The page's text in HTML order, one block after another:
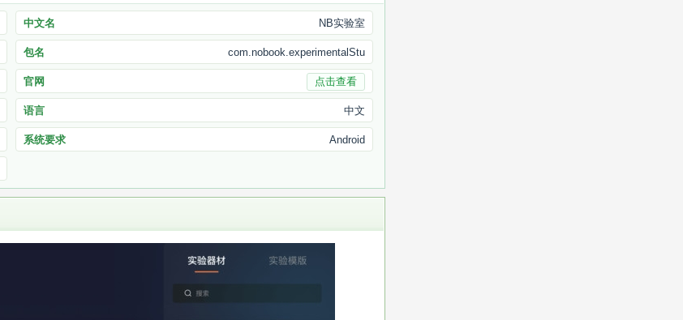
中文名 NB实验室
包名 com.nobook.experimentalStu
官网 点击查看
语言 中文
系统要求 Android